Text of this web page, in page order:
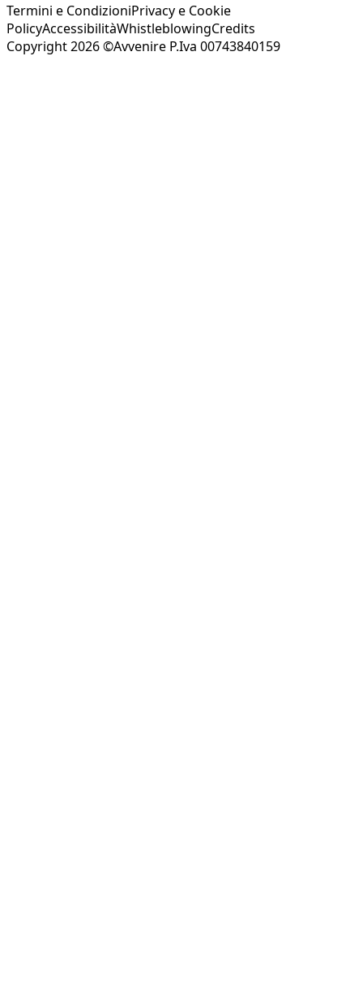
Termini e CondizioniPrivacy e Cookie
PolicyAccessibilitàWhistleblowingCredits
Copyright 2026 ©Avvenire P.Iva 00743840159